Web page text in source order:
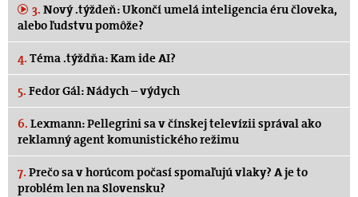
3. Nový .týždeň: Ukončí umelá inteligencia éru človeka,
alebo ľudstvu pomôže?
4. Téma .týždňa: Kam ide AI?
5. Fedor Gál: Nádych – výdych
6. Lexmann: Pellegrini sa v čínskej televízii správal ako
reklamný agent komunistického režimu
7. Prečo sa v horúcom počasí spomaľujú vlaky? A je to
problém len na Slovensku?